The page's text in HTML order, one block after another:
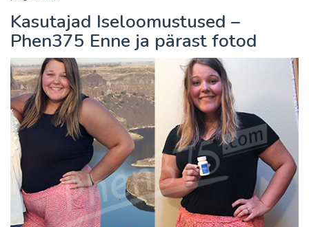
Kasutajad Iseloomustused –
Phen375 Enne ja pärast fotod